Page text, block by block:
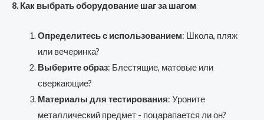
8. Как выбрать оборудование шаг за шагом
Определитесь с использованием: Школа, пляж
или вечеринка?
Выберите образ: Блестящие, матовые или
сверкающие?
Материалы для тестирования: Уроните
металлический предмет - поцарапается ли он?